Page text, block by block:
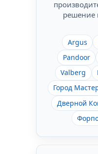
решение
Argus
Pandoor
Valberg
Город
Дверной